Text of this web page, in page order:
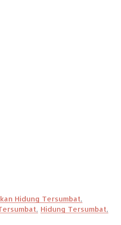
Hidung Tersumbat
Hidung Tersumbat